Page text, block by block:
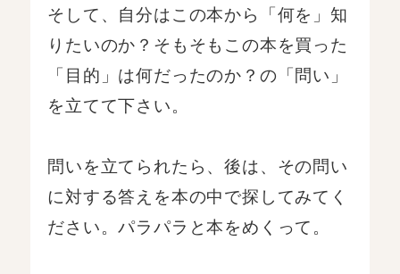
そして、自分はこの本から「何を」知
りたいのか？そもそもこの本を買った
「目的」は何だったのか？の「問い」
を立てて下さい。
問いを立てられたら、後は、その問い
に対する答えを本の中で探してみてく
ださい。パラパラと本をめくって。